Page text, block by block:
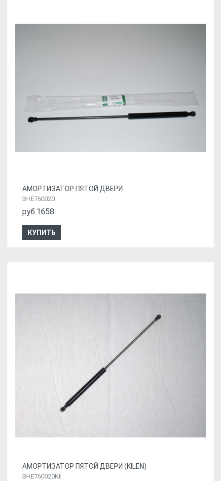
АМОРТИЗАТОР ПЯТОЙ ДВЕРИ
BHE760020
руб.1658
КУПИТЬ
АМОРТИЗАТОР ПЯТОЙ ДВЕРИ (KILEN)
BHE760020Kil